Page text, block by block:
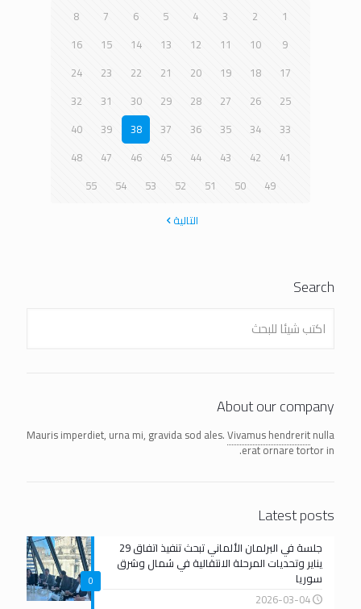
1
2
3
4
5
6
7
8
9
10
11
12
13
14
15
16
17
18
19
20
21
22
23
24
25
26
27
28
29
30
31
32
33
34
35
36
37
38
39
40
41
42
43
44
45
46
47
48
49
50
51
52
53
54
55
التالية
Search
About our company
Mauris imperdiet, urna mi, gravida sod ales.Vivamus hendreritnulla
erat ornare tortor in.
Latest posts
0
جلسة في البرلمان الألماني تبحث تنفيذ اتفاق 29
يناير وتحديات المرحلة الانتقالية في شمال وشرق
سوريا
2026-03-04